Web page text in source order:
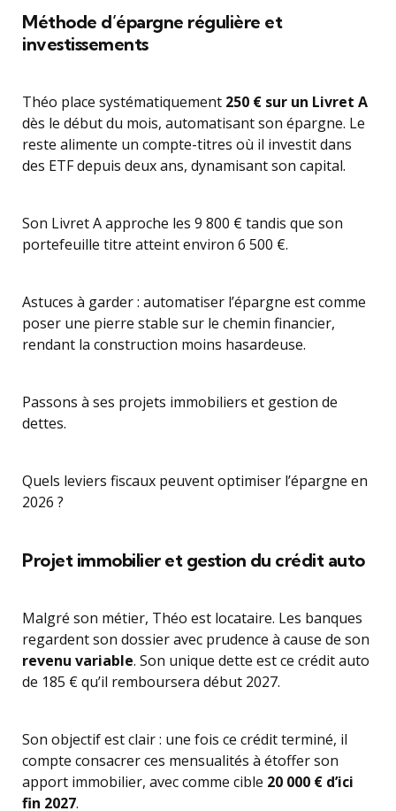
Méthode d’épargne régulière et
investissements
Théo place systématiquement 250 € sur un Livret A
dès le début du mois, automatisant son épargne. Le
reste alimente un compte-titres où il investit dans
des ETF depuis deux ans, dynamisant son capital.
Son Livret A approche les 9 800 € tandis que son
portefeuille titre atteint environ 6 500 €.
Astuces à garder : automatiser l’épargne est comme
poser une pierre stable sur le chemin financier,
rendant la construction moins hasardeuse.
Passons à ses projets immobiliers et gestion de
dettes.
Quels leviers fiscaux peuvent optimiser l’épargne en
2026 ?
Projet immobilier et gestion du crédit auto
Malgré son métier, Théo est locataire. Les banques
regardent son dossier avec prudence à cause de son
revenu variable. Son unique dette est ce crédit auto
de 185 € qu’il remboursera début 2027.
Son objectif est clair : une fois ce crédit terminé, il
compte consacrer ces mensualités à étoffer son
apport immobilier, avec comme cible 20 000 € d’ici
fin 2027.